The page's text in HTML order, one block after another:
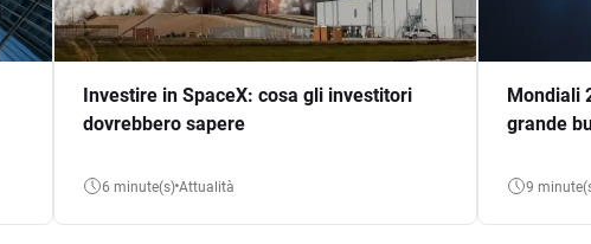
Investire in SpaceX: cosa gli investitori
dovrebbero sapere
6 minute(s) Attualità
Mondiali
grande
9